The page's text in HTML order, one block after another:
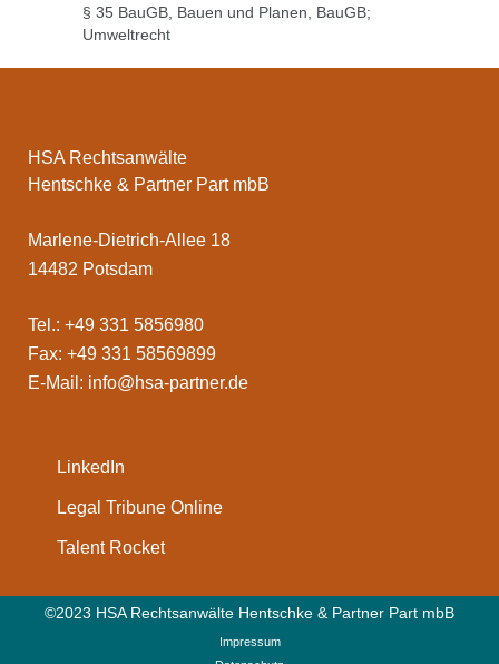
§ 35 BauGB Bauen und Planen
BauGB;
Umweltrecht
HSA Rechtsanwälte
Hentschke & Partner Part mbB
Marlene-Dietrich-Allee 18
14482 Potsdam
Tel.: +49 331 5856980
Fax: +49 331 58569899
E-Mail: info@hsa-partner.de
LinkedIn
Legal Tribune Online
Talent Rocket
©2023 HSA Rechtsanwälte Hentschke & Partner Part mbB
Impressum